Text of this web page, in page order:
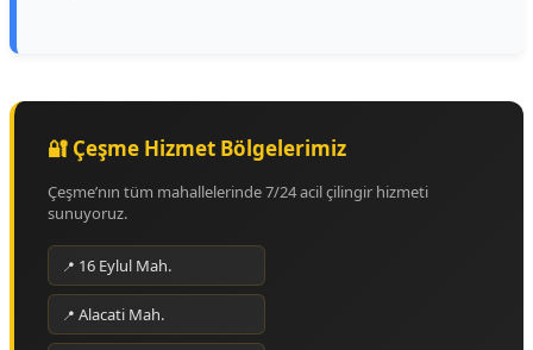
🔐 Çeşme Hizmet Bölgelerimiz
Çeşme’nın tüm mahallelerinde 7/24 acil çilingir hizmeti
sunuyoruz.
16 Eylul Mah.
Alacati Mah.